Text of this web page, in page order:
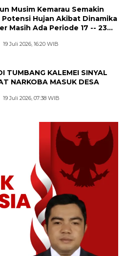
Musim Kemarau Semakin
Potensi Hujan Akibat Dinamika
Masih Ada Periode 17 -- 23
19 Juli 2026, 16:20 WIB
TUMBANG KALEMEI SINYAL
NARKOBA MASUK DESA
19 Juli 2026, 07:38 WIB